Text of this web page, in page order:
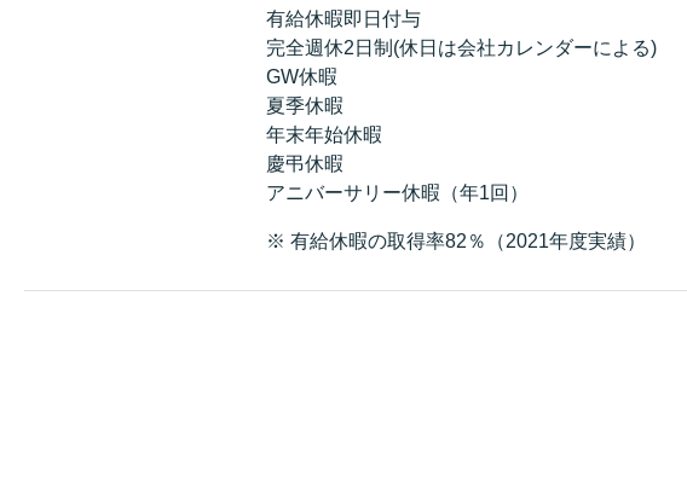
有給休暇即日付与
完全週休2日制(休日は会社カレンダーによる)
GW休暇
夏季休暇
年末年始休暇
慶弔休暇
アニバーサリー休暇（年1回）
※ 有給休暇の取得率82％（2021年度実績）